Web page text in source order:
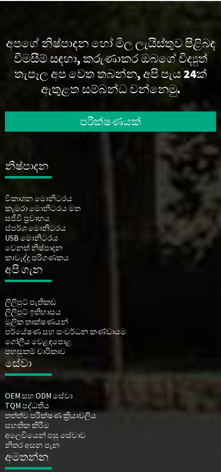
අපගේ නිෂ්පාදන හෝ මිල ලැයිස්තුව පිළිබඳ
විමසීම් සඳහා, කරුණාකර ඔබගේ විද්‍යුත්
තැපෑල අප වෙත තබන්න, අපි පැය 24ක්
ඇතුළත සම්බන්ධ වන්නෙමු.
පරීක්ෂණයක්
නිෂ්පාදන
විකාශන මොනිටරය
කැමරා මොනිටරය මත
සජීවී ප්‍රවාහය
ස්පර්ශ මොනිටරය
USB මොනිටරය
වෙනත් නිෂ්පාදන
කාවැද්දූ පරිගණකය
අපි ගැන
ලිලිපුට් පැතිකඩ
ලිලිපුට් ඉතිහාසය
මූලික තාක්ෂණයන්
පර්යේෂණ සහ සංවර්ධන කණ්ඩායම
ගෝලීය වෙළඳපොළ
පහසුකම් චාරිකාව
සේවා
OEM සහ ODM සේවා
TQM පද්ධතිය
තත්ත්ව පරීක්ෂණ ක්‍රියාවලිය
සහතික කිරීම
අලෙවියෙන් පසු සේවාව
නිතර අසන පැන
අමතන්න